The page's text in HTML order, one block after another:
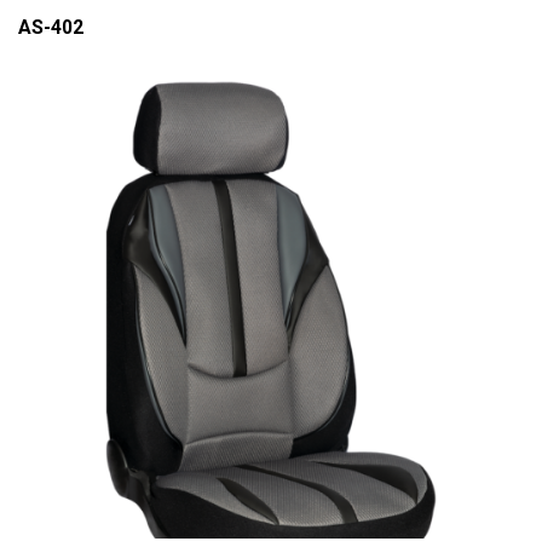
AS-402